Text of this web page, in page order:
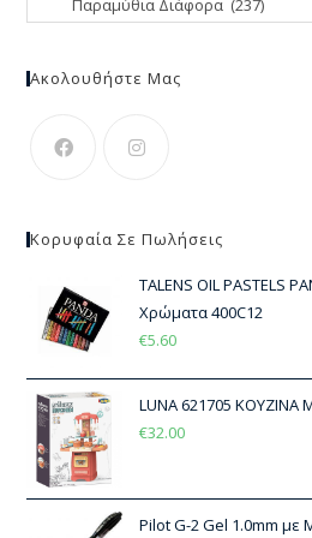
Ακολουθήστε Μας
Κορυφαία Σε Πωλήσεις
TALENS OIL PASTELS
Χρώματα 400C12
€5.60
LUNA 621705
€32.00
Pilot G-2 Gel 1.0mm με